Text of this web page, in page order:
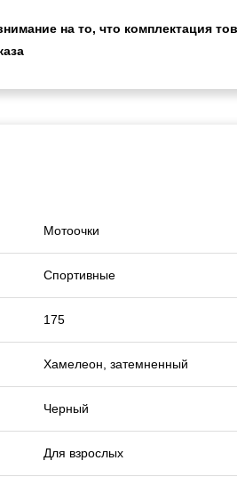
на то, что комплектация
Мотоочки
Спортивные
175
Хамелеон, затемненный
Черный
Для взрослых